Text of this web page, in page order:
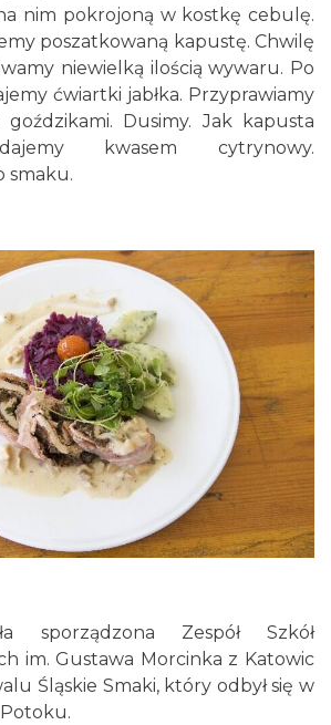
nim pokrojoną w kostkę cebulę.
poszatkowaną kapustę. Chwilę
niewielką ilością wywaru. Po
ćwiartki jabłka. Przyprawiamy
Dusimy. Jak kapusta
kwasem cytrynowy.
smaku.
sporządzona Zespół Szkół
im. Gustawa Morcinka z Katowic
Śląskie Smaki, który odbył się w
Potoku.